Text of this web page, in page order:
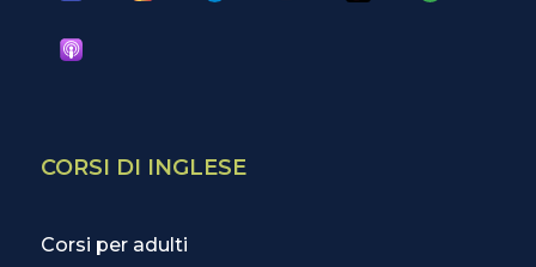
CORSI DI INGLESE
Corsi per adulti